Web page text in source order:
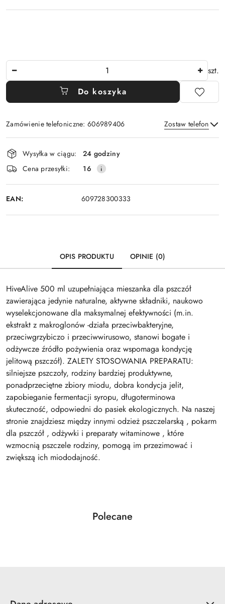
szt.
Do koszyka
Zamówienie telefoniczne: 606989406 Zostaw telefon
Wyślij
Dostępność
i
dostawa
Wysyłka w ciągu:
24 godziny
Cena przesyłki:
16
EAN: 609728300333
OPIS PRODUKTU OPINIE (0)
HiveAlive 500 ml uzupełniająca mieszanka dla pszczół
zawierająca jedynie naturalne, aktywne składniki, naukowo
wyselekcjonowane dla maksymalnej efektywności (m.in.
ekstrakt z makroglonów -działa przeciwbakteryjne,
przeciwgrzybiczo i przeciwwirusowo, stanowi bogate i
odżywcze źródło pożywienia oraz wspomaga kondycję
jelitową pszczół). ZALETY STOSOWANIA PREPARATU:
silniejsze pszczoły, rodziny bardziej produktywne,
ponadprzeciętne zbiory miodu, dobra kondycja jelit,
zapobieganie fermentacji syropu, długoterminowa
skuteczność, odpowiedni do pasiek ekologicznych. Na naszej
stronie znajdziesz między innymi odzież pszczelarską , pokarm
dla pszczół , odżywki i preparaty witaminowe , które
wzmocnią pszczele rodziny, pomogą im przezimować i
zwiększą ich miododajność.
Pomiń karuzelę produktów
Produkty
Polecane